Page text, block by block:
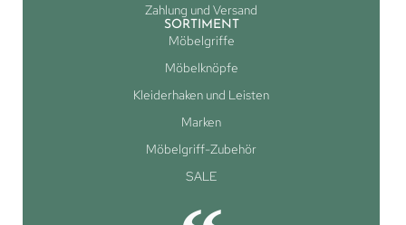
Zahlung und Versand
SORTIMENT
Möbelgriffe
Möbelknöpfe
Kleiderhaken und Leisten
Marken
Möbelgriff-Zubehör
SALE